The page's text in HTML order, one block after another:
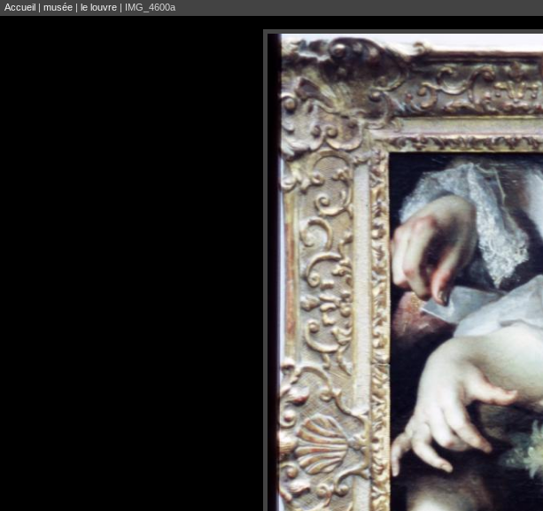
Accueil | musée | le louvre | IMG_4600a